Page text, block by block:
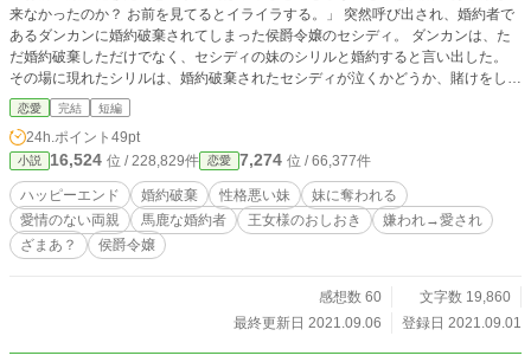
来なかったのか？ お前を見てるとイライラする。」 突然呼び出され、婚約者で
あるダンカンに婚約破棄されてしまった侯爵令嬢のセシディ。 ダンカンは、た
だ婚約破棄しただけでなく、セシディの妹のシリルと婚約すると言い出した。
その場に現れたシリルは、婚約破棄されたセシディが泣くかどうか、賭けをして
いたと…。 それだけでは飽き足らず、シリルとダンカンの婚約発表パーティー
で、セシディを皆の前で辱めようとするが… 「そこのボンクラー！ よぉーく聞
きなさい！」 そう叫んだ小さな王女様によって、セシディは皆から愛される事
になる。 設定ゆるゆるの、架空の世界のお話です。 全17話で完結になります。
恋愛 完結 短編
24h.ポイント 49pt
小説 16,524 位 / 228,829件 恋愛 7,274 位 / 66,377件
ハッピーエンド 婚約破棄 性格悪い妹
妹に奪われる
愛情のない両親
馬鹿な婚約者 王女様のおしおき
嫌われ→愛され
ざまあ？
侯爵令嬢
感想数 60
文字数 19,860
最終更新日 2021.09.06
登録日 2021.09.01